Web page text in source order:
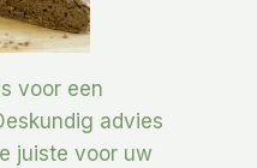
voor een
advies
juiste voor uw